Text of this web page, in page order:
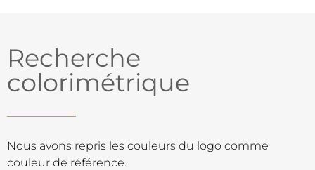
Recherche
colorimétrique
Nous avons repris les couleurs du logo comme
couleur de référence.